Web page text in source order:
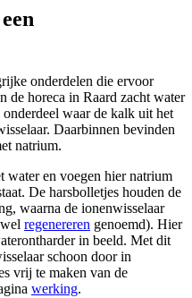
onderdelen die ervoor
de horeca in Raard zacht water
waar de kalk uit het
Daarbinnen bevinden
natrium.
water en voegen hier natrium
De harsbolletjes houden de
waarna de ionenwisselaar
regenereren genoemd). Hier
in beeld. Met dit
schoon door in
vrij te maken van de
werking.